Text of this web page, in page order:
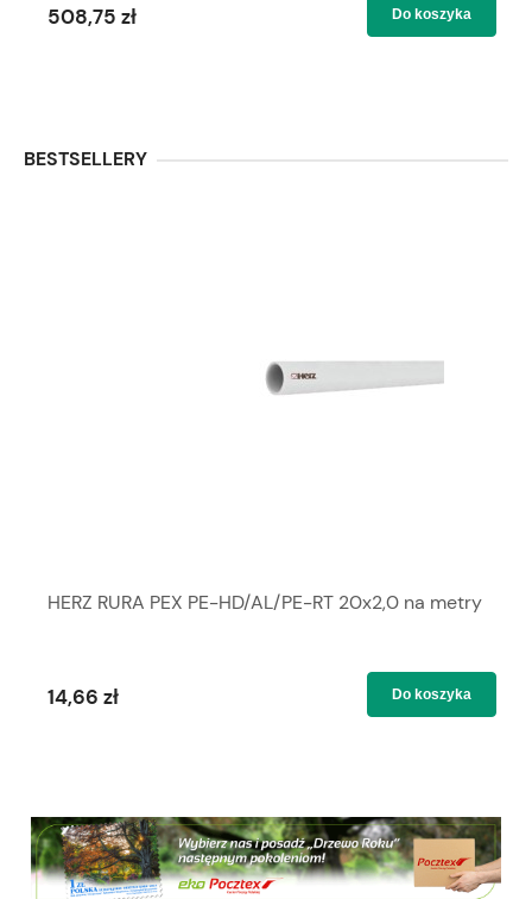
508,75 zł Do koszyka
BESTSELLERY
HERZ RURA PEX PE-HD/AL/PE-RT 20x2,0 na metry
14,66 zł Do koszyka